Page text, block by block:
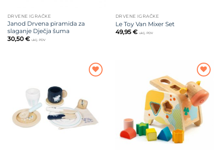
DRVENE IGRAČKE
Janod Drvena piramida za
slaganje Dječja šuma
30,50 € uklj. PDV
DRVENE IGRAČKE
Le Toy Van Mixer Set
49,95 € uklj. PDV
Dodajte
na listu
želja